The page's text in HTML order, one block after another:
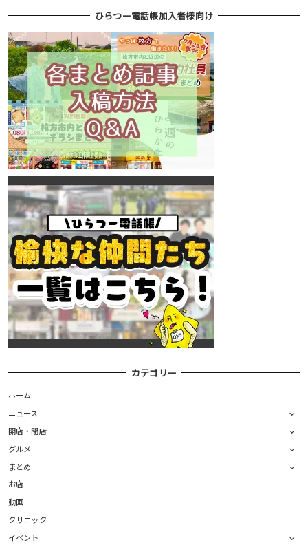
ひらつー電話帳加入者様向け
カテゴリー
ホーム
ニュース
開店・閉店
グルメ
まとめ
お店
動画
クリニック
イベント